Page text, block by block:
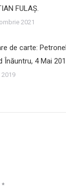
FULAŞ.
2021
de carte:
Înăuntru, 4 Mai
2019
*